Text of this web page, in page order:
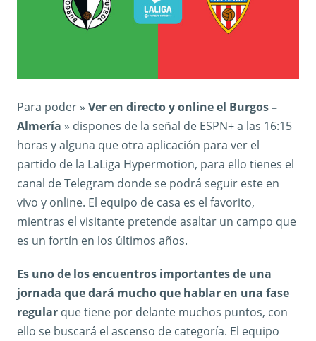
Para poder » Ver en directo y online el Burgos –
Almería » dispones de la señal de ESPN+ a las 16:15
horas y alguna que otra aplicación para ver el
partido de la LaLiga Hypermotion, para ello tienes el
canal de Telegram donde se podrá seguir este en
vivo y online. El equipo de casa es el favorito,
mientras el visitante pretende asaltar un campo que
es un fortín en los últimos años.
Es uno de los encuentros importantes de una
jornada que dará mucho que hablar en una fase
regular que tiene por delante muchos puntos, con
ello se buscará el ascenso de categoría. El equipo